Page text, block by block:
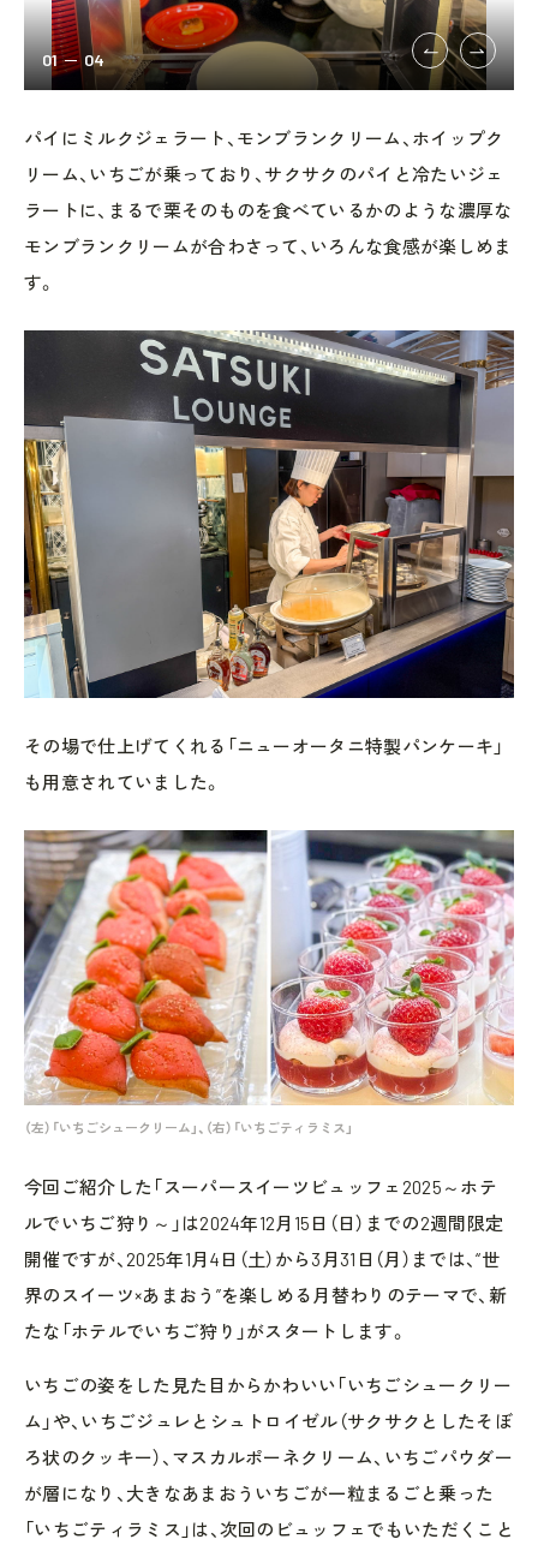
01 04
パイにミルクジェラート、モンブランクリーム、ホイップク
リーム、いちごが乗っており、サクサクのパイと冷たいジェ
ラートに、まるで栗そのものを食べているかのような濃厚な
モンブランクリームが合わさって、いろんな食感が楽しめま
す。
その場で仕上げてくれる「ニューオータニ特製パンケーキ」
も用意されていました。
（左）「いちごシュークリーム」、（右）「いちごティラミス」
今回ご紹介した「スーパースイーツビュッフェ2025～ホテ
ルでいちご狩り～」は2024年12月15日（日）までの2週間限定
開催ですが、2025年1月4日（土）から3月31日（月）までは、“世
界のスイーツ×あまおう”を楽しめる月替わりのテーマで、新
たな「ホテルでいちご狩り」がスタートします。
いちごの姿をした見た目からかわいい「いちごシュークリー
ム」や、いちごジュレとシュトロイゼル（サクサクとしたそぼ
ろ状のクッキー）、マスカルポーネクリーム、いちごパウダー
が層になり、大きなあまおういちごが一粒まるごと乗った
「いちごティラミス」は、次回のビュッフェでもいただくこと